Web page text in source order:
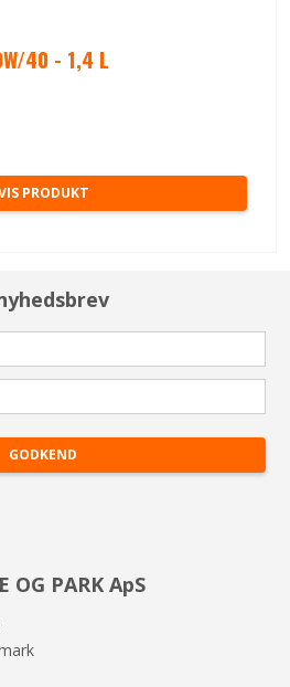
40 - 1,4 L
PRODUKT
GODKEND
OG PARK ApS